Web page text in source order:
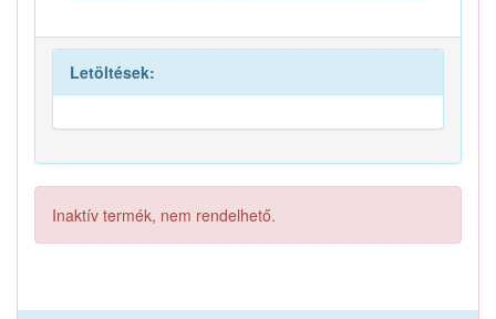
Letöltések:
Inaktív termék, nem rendelhető.